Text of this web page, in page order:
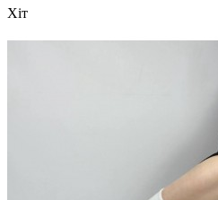
Хіт